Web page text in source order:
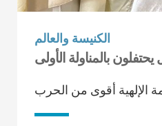
الكنيسة والعالم
بالمناولة الأولى
الإلهية أقوى من الحرب